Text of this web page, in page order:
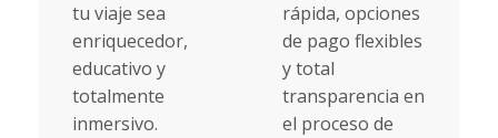
tu viaje sea
enriquecedor,
educativo y
totalmente
inmersivo.
rápida, opciones
de pago flexibles
y total
transparencia en
el proceso de